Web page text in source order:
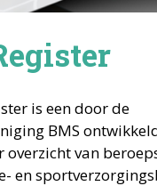
is een door de
BMS
overzicht van
en